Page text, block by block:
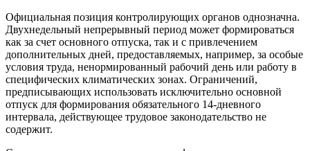
Официальная позиция контролирующих органов однозначна.
Двухнедельный непрерывный период может формироваться
как за счет основного отпуска, так и с привлечением
дополнительных дней, предоставляемых, например, за особые
условия труда, ненормированный рабочий день или работу в
специфических климатических зонах. Ограничений,
предписывающих использовать исключительно основной
отпуск для формирования обязательного 14-дневного
интервала, действующее трудовое законодательство не
содержит.